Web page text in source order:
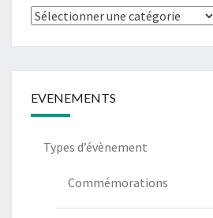
Types
EVENEMENTS
Types d’évènement
Commémorations